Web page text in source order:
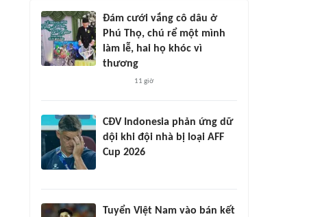
Đám cưới vắng cô dâu ở
Phú Thọ, chú rể một mình
làm lễ, hai họ khóc vì
thương
11 giờ
CĐV Indonesia phản ứng dữ
dội khi đội nhà bị loại AFF
Cup 2026
Tuyển Việt Nam vào bán kết